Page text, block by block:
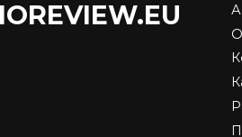
Покупка недвижимости